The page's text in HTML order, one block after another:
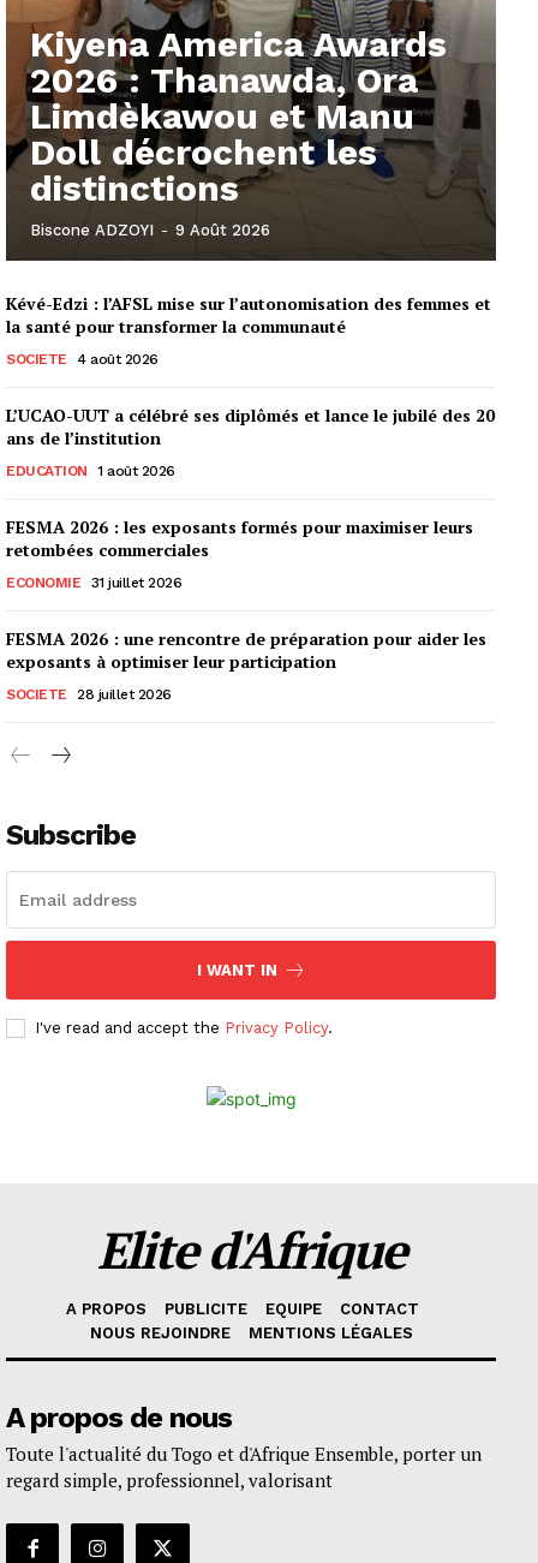
Kiyena America Awards
2026 : Thanawda, Ora
Limdèkawou et Manu
Doll décrochent les
distinctions
Biscone ADZOYI - 9 Août 2026
Kévé-Edzi : l’AFSL mise sur l’autonomisation des femmes et
la santé pour transformer la communauté
SOCIETE 4 août 2026
L’UCAO-UUT a célébré ses diplômés et lance le jubilé des 20
ans de l’institution
EDUCATION 1 août 2026
FESMA 2026 : les exposants formés pour maximiser leurs
retombées commerciales
ECONOMIE 31 juillet 2026
FESMA 2026 : une rencontre de préparation pour aider les
exposants à optimiser leur participation
SOCIETE 28 juillet 2026
Subscribe
I WANT IN
I've read and accept the Privacy Policy.
Elite d'Afrique
A PROPOS PUBLICITE EQUIPE
CONTACT
NOUS REJOINDRE
MENTIONS LÉGALES
A propos de nous
Toute l'actualité du Togo et d'Afrique Ensemble, porter un
regard simple, professionnel, valorisant